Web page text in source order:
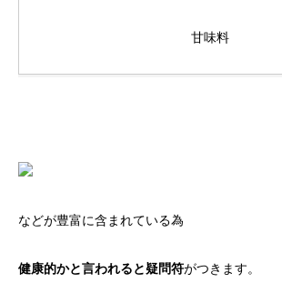
甘味料
などが豊富に含まれている為
健康的かと言われると疑問符がつきます。